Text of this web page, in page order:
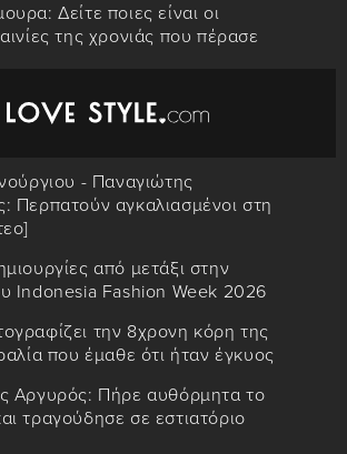
Δείτε ποιες είναι οι
της χρονιάς που πέρασε
- Παναγιώτης
Περπατούν αγκαλιασμένοι στη
από μετάξι στην
Indonesia Fashion Week 2026
την 8χρονη κόρη της
που έμαθε ότι ήταν έγκυος
Αργυρός: Πήρε αυθόρμητα το
τραγούδησε σε εστιατόριο